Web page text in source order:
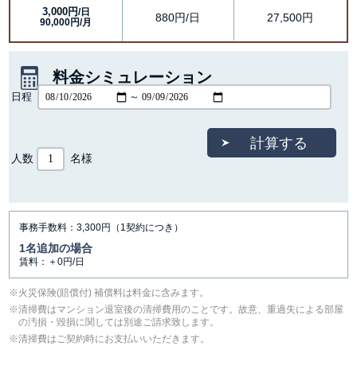
3,000円/日
90,000円/月
880円/日 27,500円
料金シミュレーション
人数 名様
日程 ～
事務手数料：3,300円（1契約につき）
1名追加の場合
賃料：＋0円/日
⽕災保険(賠償付) 補償料は料⾦に含みます。
清掃費はマンション退室後の清掃費用のことです。故意、重過失による部屋
の汚損・毀損に関しては別途ご請求致します。
清掃費はご契約時にお支払いいただきます。